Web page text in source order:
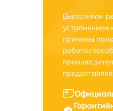
Выполняем
устранением
причины